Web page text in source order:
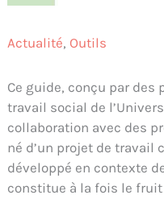
Actualité, Outils
Ce guide, conçu par des
travail social de
collaboration avec des
né d’un projet de travail
développé en contexte
constitue à la fois le